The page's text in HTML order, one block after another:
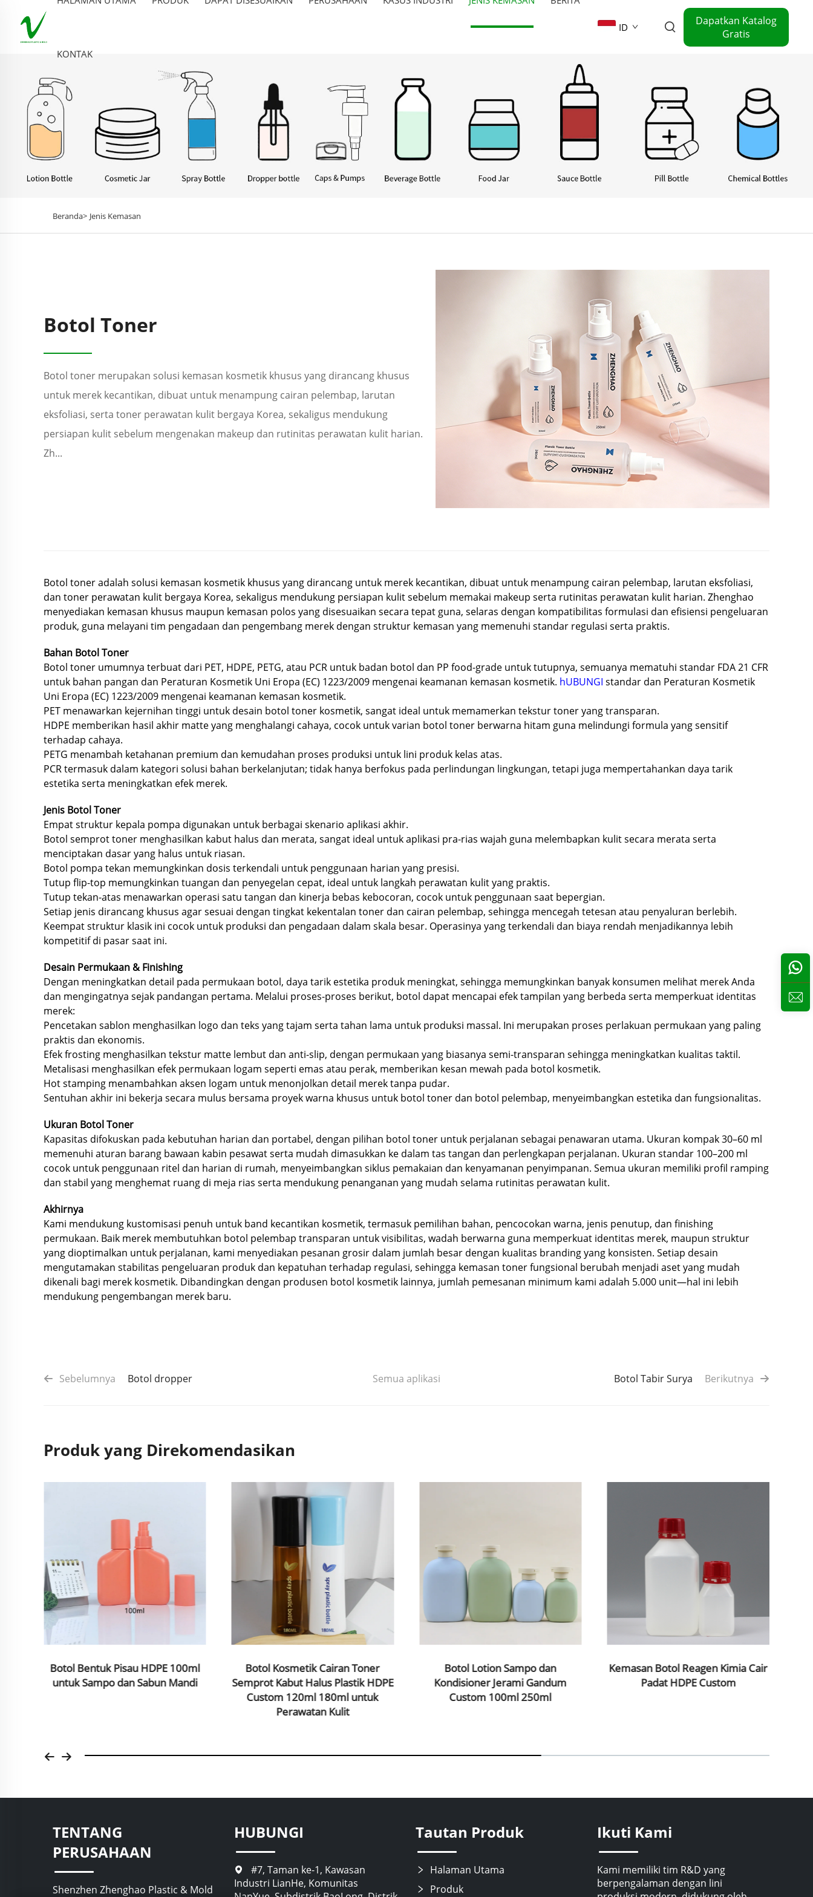
KONTAK
ID
Dapatkan Katalog
Gratis
Beranda> Jenis Kemasan
Botol Toner
Botol toner merupakan solusi kemasan kosmetik khusus yang dirancang khusus
untuk merek kecantikan, dibuat untuk menampung cairan pelembap, larutan
eksfoliasi, serta toner perawatan kulit bergaya Korea, sekaligus mendukung
persiapan kulit sebelum mengenakan makeup dan rutinitas perawatan kulit harian.
Zh...
Botol toner adalah solusi kemasan kosmetik khusus yang dirancang untuk merek kecantikan, dibuat untuk menampung cairan pelembap, larutan eksfoliasi,
dan toner perawatan kulit bergaya Korea, sekaligus mendukung persiapan kulit sebelum memakai makeup serta rutinitas perawatan kulit harian. Zhenghao
menyediakan kemasan khusus maupun kemasan polos yang disesuaikan secara tepat guna, selaras dengan kompatibilitas formulasi dan efisiensi pengeluaran
produk, guna melayani tim pengadaan dan pengembang merek dengan struktur kemasan yang memenuhi standar regulasi serta praktis.
Bahan Botol Toner
Botol toner umumnya terbuat dari PET, HDPE, PETG, atau PCR untuk badan botol dan PP food-grade untuk tutupnya, semuanya mematuhi standar FDA 21 CFR
untuk bahan pangan dan Peraturan Kosmetik Uni Eropa (EC) 1223/2009 mengenai keamanan kemasan kosmetik. hUBUNGI standar dan Peraturan Kosmetik
Uni Eropa (EC) 1223/2009 mengenai keamanan kemasan kosmetik.
PET menawarkan kejernihan tinggi untuk desain botol toner kosmetik, sangat ideal untuk memamerkan tekstur toner yang transparan.
HDPE memberikan hasil akhir matte yang menghalangi cahaya, cocok untuk varian botol toner berwarna hitam guna melindungi formula yang sensitif
terhadap cahaya.
PETG menambah ketahanan premium dan kemudahan proses produksi untuk lini produk kelas atas.
PCR termasuk dalam kategori solusi bahan berkelanjutan; tidak hanya berfokus pada perlindungan lingkungan, tetapi juga mempertahankan daya tarik
estetika serta meningkatkan efek merek.
Jenis Botol Toner
Empat struktur kepala pompa digunakan untuk berbagai skenario aplikasi akhir.
Botol semprot toner menghasilkan kabut halus dan merata, sangat ideal untuk aplikasi pra-rias wajah guna melembapkan kulit secara merata serta
menciptakan dasar yang halus untuk riasan.
Botol pompa tekan memungkinkan dosis terkendali untuk penggunaan harian yang presisi.
Tutup flip-top memungkinkan tuangan dan penyegelan cepat, ideal untuk langkah perawatan kulit yang praktis.
Tutup tekan-atas menawarkan operasi satu tangan dan kinerja bebas kebocoran, cocok untuk penggunaan saat bepergian.
Setiap jenis dirancang khusus agar sesuai dengan tingkat kekentalan toner dan cairan pelembap, sehingga mencegah tetesan atau penyaluran berlebih.
Keempat struktur klasik ini cocok untuk produksi dan pengadaan dalam skala besar. Operasinya yang terkendali dan biaya rendah menjadikannya lebih
kompetitif di pasar saat ini.
Desain Permukaan & Finishing
Dengan meningkatkan detail pada permukaan botol, daya tarik estetika produk meningkat, sehingga memungkinkan banyak konsumen melihat merek Anda
dan mengingatnya sejak pandangan pertama. Melalui proses-proses berikut, botol dapat mencapai efek tampilan yang berbeda serta memperkuat identitas
merek:
Pencetakan sablon menghasilkan logo dan teks yang tajam serta tahan lama untuk produksi massal. Ini merupakan proses perlakuan permukaan yang paling
praktis dan ekonomis.
Efek frosting menghasilkan tekstur matte lembut dan anti-slip, dengan permukaan yang biasanya semi-transparan sehingga meningkatkan kualitas taktil.
Metalisasi menghasilkan efek permukaan logam seperti emas atau perak, memberikan kesan mewah pada botol kosmetik.
Hot stamping menambahkan aksen logam untuk menonjolkan detail merek tanpa pudar.
Sentuhan akhir ini bekerja secara mulus bersama proyek warna khusus untuk botol toner dan botol pelembap, menyeimbangkan estetika dan fungsionalitas.
Ukuran Botol Toner
Kapasitas difokuskan pada kebutuhan harian dan portabel, dengan pilihan botol toner untuk perjalanan sebagai penawaran utama. Ukuran kompak 30–60 ml
memenuhi aturan barang bawaan kabin pesawat serta mudah dimasukkan ke dalam tas tangan dan perlengkapan perjalanan. Ukuran standar 100–200 ml
cocok untuk penggunaan ritel dan harian di rumah, menyeimbangkan siklus pemakaian dan kenyamanan penyimpanan. Semua ukuran memiliki profil ramping
dan stabil yang menghemat ruang di meja rias serta mendukung penanganan yang mudah selama rutinitas perawatan kulit.
Akhirnya
Kami mendukung kustomisasi penuh untuk band kecantikan kosmetik, termasuk pemilihan bahan, pencocokan warna, jenis penutup, dan finishing
permukaan. Baik merek membutuhkan botol pelembap transparan untuk visibilitas, wadah berwarna guna memperkuat identitas merek, maupun struktur
yang dioptimalkan untuk perjalanan, kami menyediakan pesanan grosir dalam jumlah besar dengan kualitas branding yang konsisten. Setiap desain
mengutamakan stabilitas pengeluaran produk dan kepatuhan terhadap regulasi, sehingga kemasan toner fungsional berubah menjadi aset yang mudah
dikenali bagi merek kosmetik. Dibandingkan dengan produsen botol kosmetik lainnya, jumlah pemesanan minimum kami adalah 5.000 unit—hal ini lebih
mendukung pengembangan merek baru.
Sebelumnya Botol dropper Semua aplikasi Berikutnya
Botol Tabir Surya
Produk yang Direkomendasikan
Botol Bentuk Pisau HDPE 100ml
untuk Sampo dan Sabun Mandi
Botol Kosmetik Cairan Toner
Semprot Kabut Halus Plastik HDPE
Custom 120ml 180ml untuk
Perawatan Kulit
Botol Lotion Sampo dan
Kondisioner Jerami Gandum
Custom 100ml 250ml
Kemasan Botol Reagen Kimia Cair
Padat HDPE Custom
TENTANG
PERUSAHAAN
Shenzhen Zhenghao Plastic & Mold
HUBUNGI
#7, Taman ke-1, Kawasan
Industri LianHe, Komunitas
Tautan Produk
Halaman Utama
Produk
Ikuti Kami
Kami memiliki tim R&D yang
berpengalaman dengan lini